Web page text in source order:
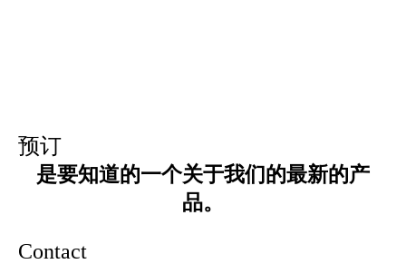
预订
是要知道的一个关于我们的最新的产
品。
Contact